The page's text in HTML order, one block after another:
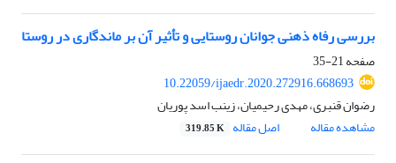
بررسی رفاه ذهنی جوانان روستایی و تأثیر آن بر ماندگاری در روستا
صفحه21-35
10.22059/ijaedr.2020.272916.668693
رضوان قنبری، مهدی رحیمیان، زینب اسد پوریان
مشاهده مقاله
اصل مقاله 319.85 K